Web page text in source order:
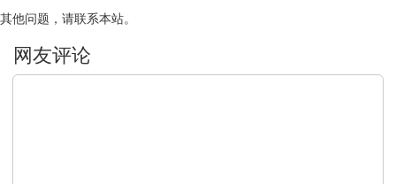
其他问题，请联系本站。